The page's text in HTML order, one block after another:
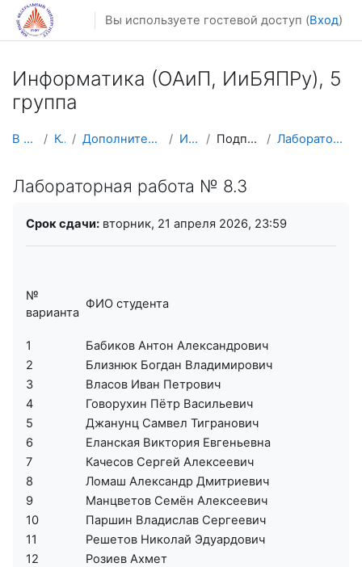
Перейти к основному содержанию
Вы используете гостевой доступ (Вход)
Информатика (ОАиП, ИиБЯПPy), 5
группа
В начало Курсы Дополнительное образование ИНФ 5 гр Подпрограммы-2 Лабораторная работа № 8.3
Лабораторная работа № 8.3
Срок сдачи: вторник, 21 апреля 2026, 23:59
№
варианта
ФИО студента
1
Бабиков Антон Александрович
2
Близнюк Богдан Владимирович
3
Власов Иван Петрович
4
Говорухин Пётр Васильевич
5
Джанунц Самвел Тигранович
6
Еланская Виктория Евгеньевна
7
Качесов Сергей Алексеевич
8
Ломаш Александр Дмитриевич
9
Манцветов Семён Алексеевич
10
Паршин Владислав Сергеевич
11
Решетов Николай Эдуардович
12
Розиев Ахмет